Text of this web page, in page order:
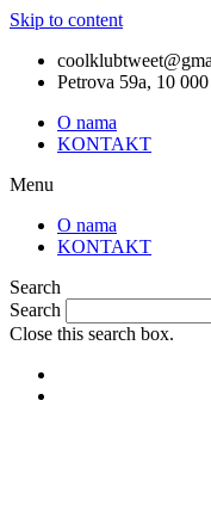
Skip to content
Petrova 59a, 10
O nama
KONTAKT
Menu
O nama
KONTAKT
Search
Search
Close this search box.